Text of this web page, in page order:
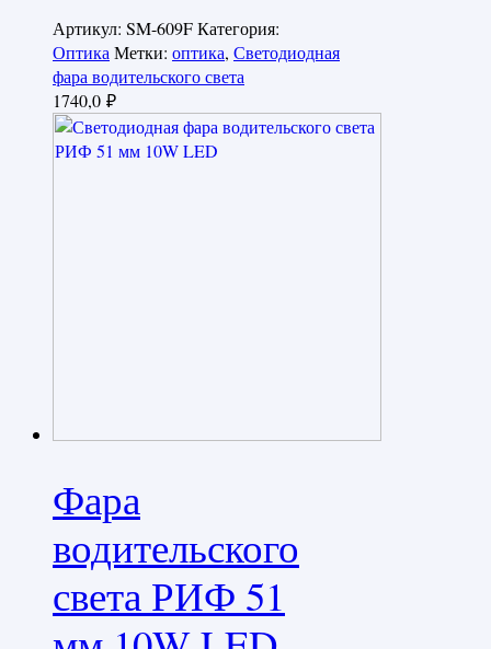
Артикул: SM-609FКатегория:
ОптикаМетки: оптика, Светодиодная
фара водительского света
1740,0 ₽
Фара
водительского
света РИФ 51